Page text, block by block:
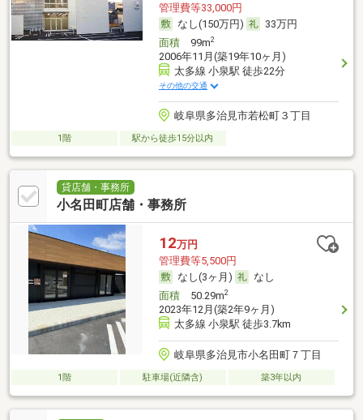
管理費等33,000円
なし(150万円)
33万円
面積99m2
2006年11月(築19年10ヶ月)
太多線 小泉駅 徒歩22分
その他の交通
岐阜県多治見市若松町３丁目
1階 駅から徒歩15分以内
貸店舗・事務所
小名田町店舗・事務所
12万円
管理費等5,500円
なし(3ヶ月)
なし
面積50.29m2
2023年12月(築2年9ヶ月)
太多線 小泉駅 徒歩3.7km
岐阜県多治見市小名田町７丁目
1階 駐車場(近隣含) 築3年以内